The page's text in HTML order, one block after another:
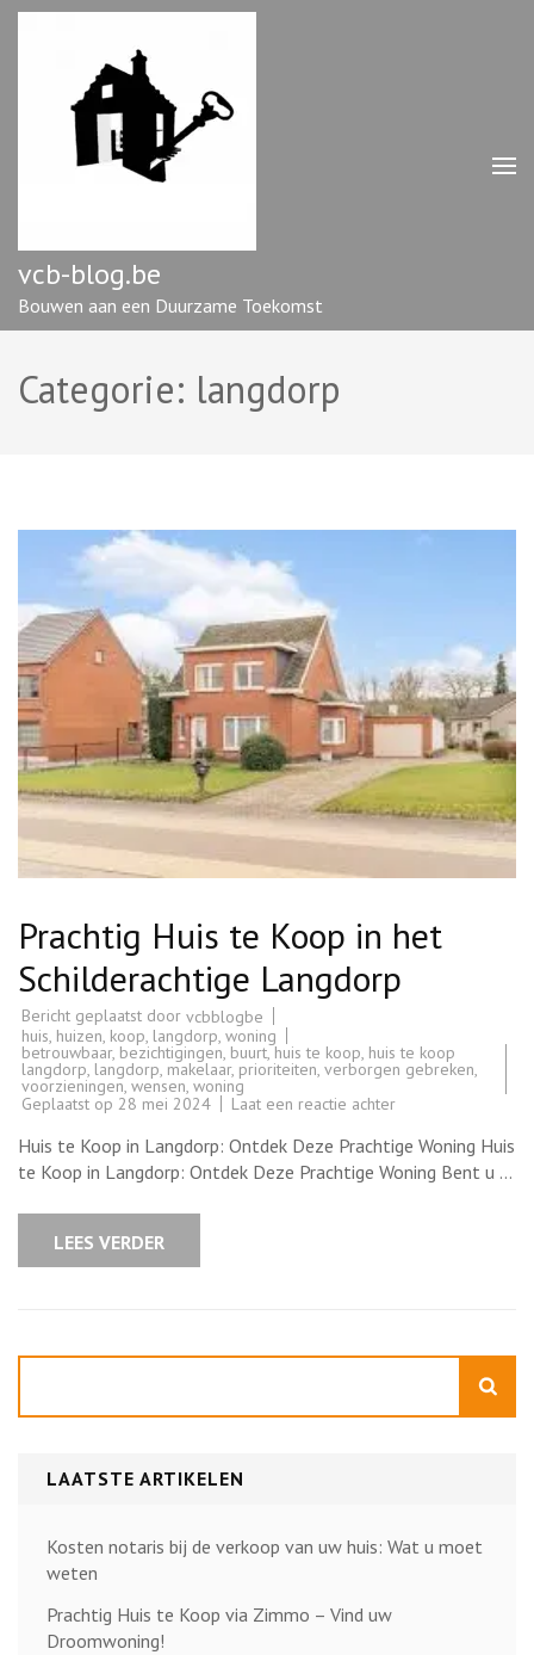
Ga
vcb-blog.be
Bouwen aan een Duurzame Toekomst
Categorie: langdorp
Prachtig Huis te Koop in het
Schilderachtige Langdorp
Bericht geplaatst door vcbblogbe
huis, huizen, koop, langdorp, woning
betrouwbaar, bezichtigingen, buurt,huis te koop, huis te koop
langdorp, langdorp, makelaar, prioriteiten, verborgen gebreken,
voorzieningen, wensen, woning
Geplaatst op 28 mei 2024 Laat een reactie achterop
Huis
te
Koop
in
Huis te Koop in Langdorp: Ontdek Deze Prachtige Woning Huis
te Koop in Langdorp: Ontdek Deze Prachtige Woning Bent u …
LEES VERDER
LAATSTE ARTIKELEN
Kosten notaris bij de verkoop van uw huis: Wat u moet
weten
Prachtig Huis te Koop via Zimmo – Vind uw
Droomwoning!